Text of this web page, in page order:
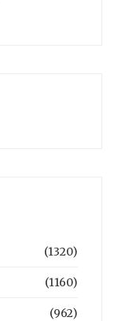
(1320)
(1160)
(962)